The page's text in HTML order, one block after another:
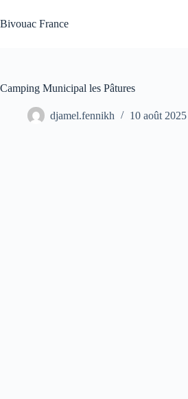
au
contenu
Bivouac France
Camping Municipal les Pâtures
djamel.fennikh 10 août 2025